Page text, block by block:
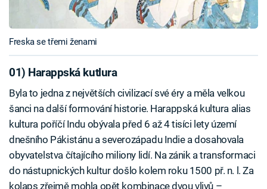
Freska se třemi ženami
01) Harappská kutlura
Byla to jedna z největších civilizací své éry a měla velkou
šanci na další formování historie. Harappská kultura alias
kultura poříčí Indu obývala před 6 až 4 tisíci lety území
dnešního Pákistánu a severozápadu Indie a dosahovala
obyvatelstva čítajícího miliony lidí. Na zánik a transformaci
do nástupnických kultur došlo kolem roku 1500 př. n. l. Za
kolaps zřejmě mohla opět kombinace dvou vlivů –